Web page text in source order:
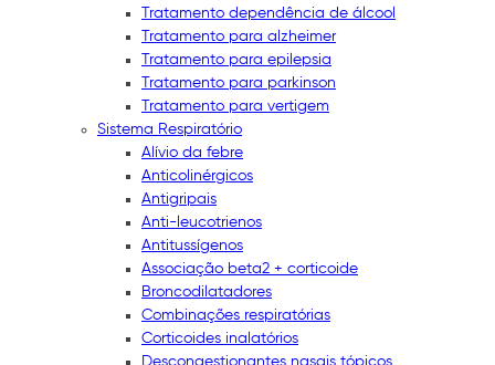
Tratamento dependência de álcool
Tratamento para alzheimer
Tratamento para epilepsia
Tratamento para parkinson
Tratamento para vertigem
Sistema Respiratório
Alívio da febre
Anticolinérgicos
Antigripais
Anti-leucotrienos
Antitussígenos
Associação beta2 + corticoide
Broncodilatadores
Combinações respiratórias
Corticoides inalatórios
Descongestionantes nasais tópicos